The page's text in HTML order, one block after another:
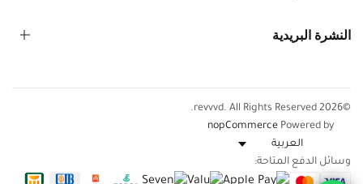
النشرة البريدية
©2026 revvvd. All Rights Reserved.
Powered by
nopCommerce
وسائل الدفع المتاحة: